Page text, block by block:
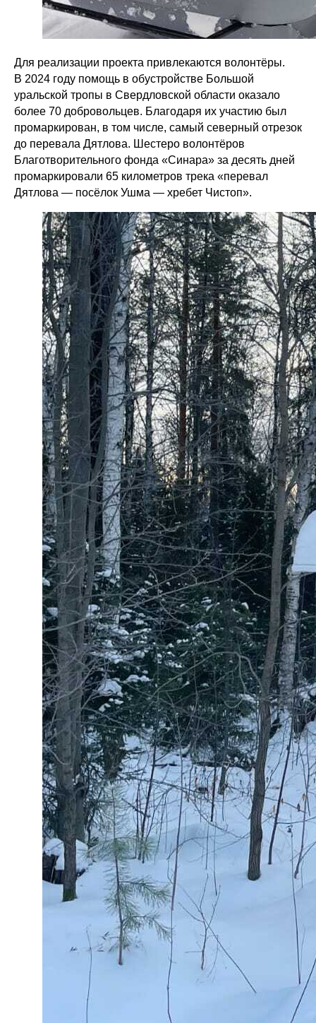
Для реализации проекта привлекаются волонтёры.
В 2024 году помощь в обустройстве Большой
уральской тропы в Свердловской области оказало
более 70 добровольцев. Благодаря их участию был
промаркирован, в том числе, самый северный отрезок
до перевала Дятлова. Шестеро волонтёров
Благотворительного фонда «Синара» за десять дней
промаркировали 65 километров трека «перевал
Дятлова — посёлок Ушма — хребет Чистоп».